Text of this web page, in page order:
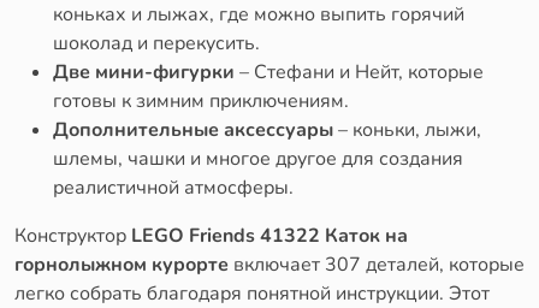
коньках и лыжах, где можно выпить горячий
шоколад и перекусить.
Две мини-фигурки – Стефани и Нейт, которые
готовы к зимним приключениям.
Дополнительные аксессуары– коньки, лыжи,
шлемы, чашки и многое другое для создания
реалистичной атмосферы.
Конструктор LEGO Friends 41322 Каток на
горнолыжном курорте включает 307 деталей, которые
легко собрать благодаря понятной инструкции. Этот